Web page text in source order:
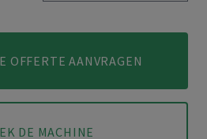
OFFERTE AANVRAGEN
DE MACHINE